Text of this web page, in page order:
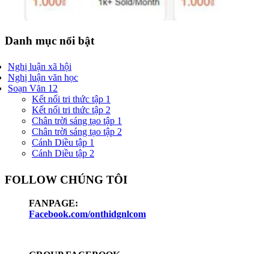
Danh mục nổi bật
Nghị luận xã hội
Nghị luận văn học
Soạn Văn 12
Kết nối tri thức tập 1
Kết nối tri thức tập 2
Chân trời sáng tạo tập 1
Chân trời sáng tạo tập 2
Cánh Diều tập 1
Cánh Diều tập 2
FOLLOW CHÚNG TÔI
FANPAGE:
Facebook.com/onthidgnlcom